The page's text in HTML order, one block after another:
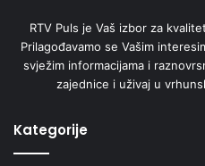
RTV Puls je Vaš izbor za
Prilagođavamo se Vašim
svježim informacijama i
zajednice i uživaj u
Kategorije